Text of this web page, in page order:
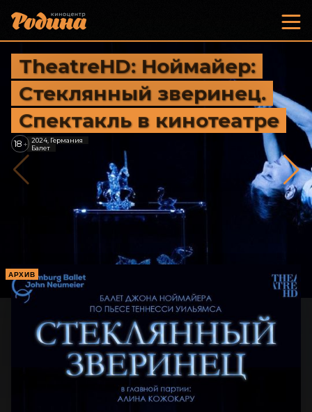
TheatreHD: Ноймайер:
Стеклянный зверинец.
Спектакль в кинотеатре
18 + 2024, Германия
Балет
АРХИВ